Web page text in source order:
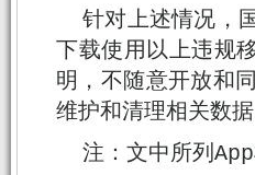
针对上述情况，
下载使用以上违规
明，不随意开放和
维护和清理相关数
注：文中所列